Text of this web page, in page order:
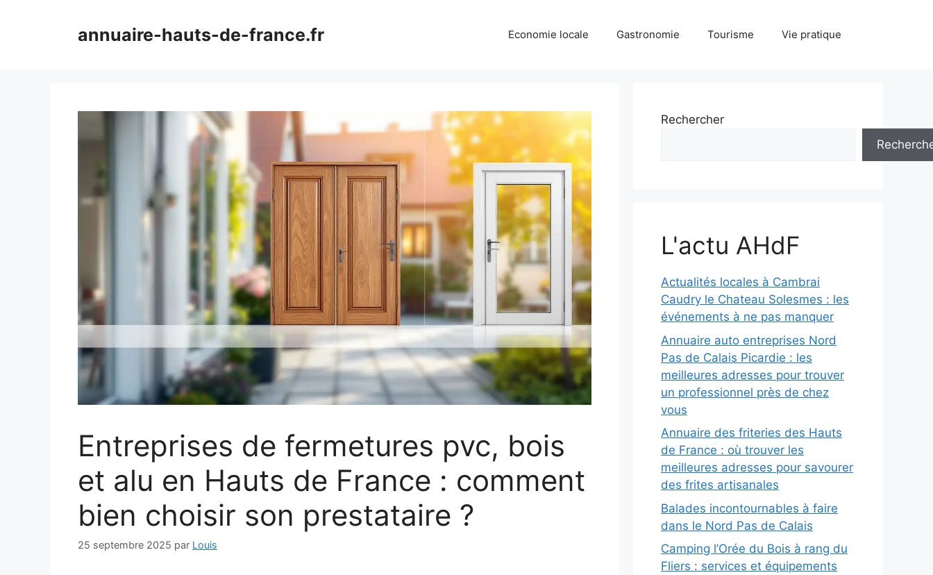
annuaire-hauts-de-france.fr Economie locale Gastronomie Tourisme Vie pratique
Entreprises de fermetures pvc, bois
et alu en Hauts de France : comment
bien choisir son prestataire ?
25 septembre 2025 par Louis
Rechercher
L'actu AHdF
Actualités locales à Cambrai
Caudry le Chateau Solesmes : les
événements à ne pas manquer
Annuaire auto entreprises Nord
Pas de Calais Picardie : les
meilleures adresses pour trouver
un professionnel près de chez
vous
Annuaire des friteries des Hauts
de France : où trouver les
meilleures adresses pour savourer
des frites artisanales
Balades incontournables à faire
dans le Nord Pas de Calais
Camping l’Orée du Bois à rang du
Fliers : services et équipements